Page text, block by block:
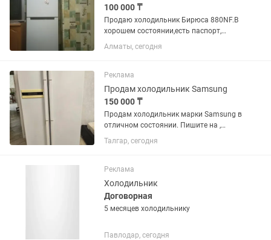
100 000 ₸
Продаю холодильник Бирюса 880NF.В
хорошем состоянии,есть паспорт,
ширина 60см,высота чуть более двух
метров,покупали 27 сентября 2023
передвигался
Алматы, сегодня
Реклама
Продам холодильник Samsung
150 000 ₸
Продам холодильник марки Samsung в
отличном состоянии. Пишите на ,
отправлю видеообзор.
Талгар, сегодня
Реклама
Холодильник
Договорная
5 месяцев холодильнику
Павлодар, сегодня